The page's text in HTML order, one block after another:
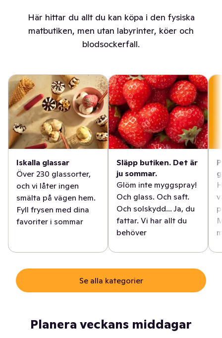
Här hittar du allt du kan köpa i den fysiska
matbutiken, men utan labyrinter, köer och
blodsockerfall.
Iskalla glassar
Över 230 glassorter,
och vi låter ingen
smälta på vägen hem.
Fyll frysen med dina
favoriter i sommar
Släpp butiken. Det är
ju sommar.
Glöm inte myggspray!
Och glass. Och saft.
Och solskydd... Ja, du
fattar. Vi har allt du
behöver
Se alla kategorier
Planera veckans middagar